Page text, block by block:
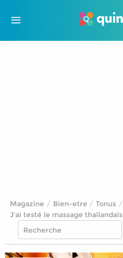
Magazine Bien-etre
Tonus
J'ai testé le massage thaïlandais